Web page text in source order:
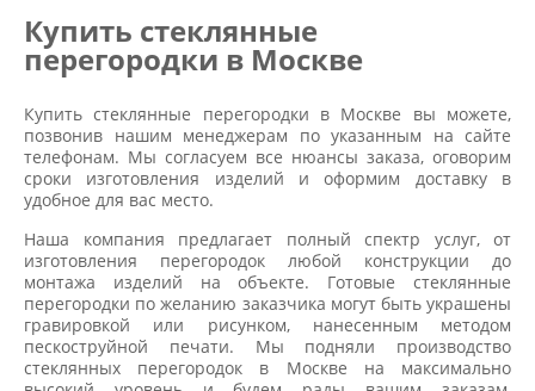
Купить стеклянные
перегородки в Москве
Купить стеклянные перегородки в Москве вы можете,
позвонив нашим менеджерам по указанным на сайте
телефонам. Мы согласуем все нюансы заказа, оговорим
сроки изготовления изделий и оформим доставку в
удобное для вас место.
Наша компания предлагает полный спектр услуг, от
изготовления перегородок любой конструкции до
монтажа изделий на объекте. Готовые стеклянные
перегородки по желанию заказчика могут быть украшены
гравировкой или рисунком, нанесенным методом
пескоструйной печати. Мы подняли производство
стеклянных перегородок в Москве на максимально